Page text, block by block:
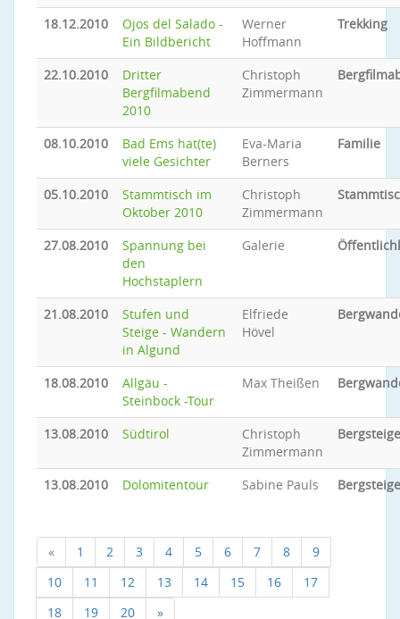
18.12.2010
Ojos del Salado -
Ein Bildbericht
Werner
Hoffmann
Trekking
22.10.2010
Dritter
Bergfilmabend
2010
Christoph
Zimmermann
08.10.2010
Bad Ems hat(te)
viele Gesichter
Eva-Maria
Berners
Familie
05.10.2010
Stammtisch im
Oktober 2010
Christoph
Zimmermann
27.08.2010
Spannung bei
den
Hochstaplern
Galerie
21.08.2010
Stufen und
Steige - Wandern
in Algund
Elfriede
Hövel
18.08.2010
Allgäu -
Steinbock -Tour
Max Theißen
13.08.2010 Südtirol
Christoph
Zimmermann
13.08.2010 Dolomitentour Sabine Pauls
« 1 2 3 4 5 6 7 8
9
10
11 12 13 14 15 16
17
18
19 20 »